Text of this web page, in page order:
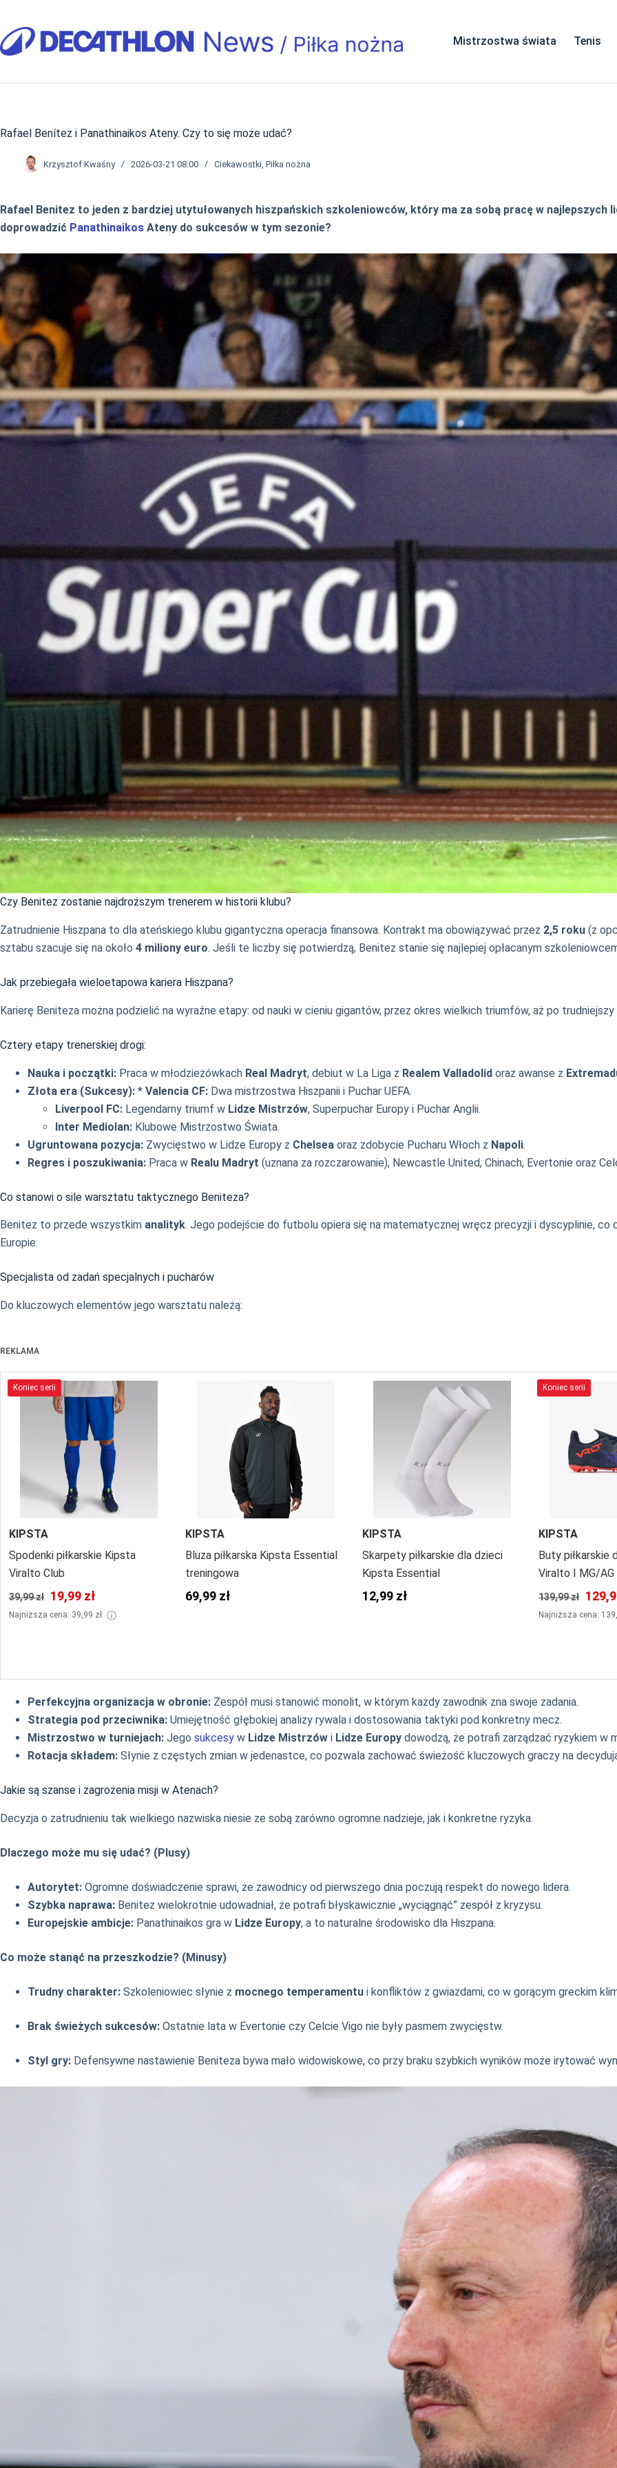
treści
Mistrzostwa świata Tenis
Rafael Benítez i Panathinaikos Ateny. Czy to się może udać?
Krzysztof Kwaśny 2026-03-21 08:00 Ciekawostki ,Piłka nożna
Rafael Benitez to jeden z bardziej utytułowanych hiszpańskich szkoleniowców, który ma za sobą pracę w najlepszych
doprowadzić Panathinaikos Ateny do sukcesów w tym sezonie?
Czy Benitez zostanie najdroższym trenerem w historii klubu?
Zatrudnienie Hiszpana to dla ateńskiego klubu gigantyczna operacja finansowa. Kontrakt ma obowiązywać przez 2,5 roku (z
sztabu szacuje się na około 4 miliony euro. Jeśli te liczby się potwierdzą, Benitez stanie się najlepiej opłacanym
Jak przebiegała wieloetapowa kariera Hiszpana?
Karierę Beniteza można podzielić na wyraźne etapy: od nauki w cieniu gigantów, przez okres wielkich triumfów, aż po
Cztery etapy trenerskiej drogi:
Nauka i początki: Praca w młodzieżówkach Real Madryt, debiut w La Liga z Realem Valladolid oraz awanse z
Złota era (Sukcesy): * Valencia CF: Dwa mistrzostwa Hiszpanii i Puchar UEFA.
Liverpool FC: Legendarny triumf w Lidze Mistrzów, Superpuchar Europy i Puchar Anglii.
Inter Mediolan: Klubowe Mistrzostwo Świata.
Ugruntowana pozycja: Zwycięstwo w Lidze Europy z Chelsea oraz zdobycie Pucharu Włoch z Napoli.
Regres i poszukiwania: Praca w Realu Madryt (uznana za rozczarowanie), Newcastle United, Chinach, Evertonie oraz
Co stanowi o sile warsztatu taktycznego Beniteza?
Benitez to przede wszystkim analityk. Jego podejście do futbolu opiera się na matematycznej wręcz precyzji i dyscyplinie,
Europie.
Specjalista od zadań specjalnych i pucharów
Do kluczowych elementów jego warsztatu należą:
REKLAMA
Koniec serii
KIPSTA
Spodenki piłkarskie Kipsta
Viralto Club
39,99 zł 19,99 zł
Najniższa cena: 39,99 zł ⓘ
KIPSTA
Bluza piłkarska Kipsta Essential
treningowa
69,99 zł
KIPSTA
Skarpety piłkarskie dla dzieci
Kipsta Essential
12,99 zł
Koniec serii
KIPSTA
Buty piłkarskie
Viralto I MG/AG
139,99 zł
Najniższa cena:
Perfekcyjna organizacja w obronie: Zespół musi stanowić monolit, w którym każdy zawodnik zna swoje zadania.
Strategia pod przeciwnika: Umiejętność głębokiej analizy rywala i dostosowania taktyki pod konkretny mecz.
Mistrzostwo w turniejach: Jego sukcesy w Lidze Mistrzów i Lidze Europy dowodzą, że potrafi zarządzać ryzykiem w
Rotacja składem: Słynie z częstych zmian w jedenastce, co pozwala zachować świeżość kluczowych graczy na
Jakie są szanse i zagrożenia misji w Atenach?
Decyzja o zatrudnieniu tak wielkiego nazwiska niesie ze sobą zarówno ogromne nadzieje, jak i konkretne ryzyka.
Dlaczego może mu się udać? (Plusy)
Autorytet: Ogromne doświadczenie sprawi, że zawodnicy od pierwszego dnia poczują respekt do nowego lidera.
Szybka naprawa: Benitez wielokrotnie udowadniał, że potrafi błyskawicznie „wyciągnąć” zespół z kryzysu.
Europejskie ambicje: Panathinaikos gra w Lidze Europy, a to naturalne środowisko dla Hiszpana.
Co może stanąć na przeszkodzie? (Minusy)
Trudny charakter: Szkoleniowiec słynie z mocnego temperamentu i konfliktów z gwiazdami, co w gorącym greckim
Brak świeżych sukcesów: Ostatnie lata w Evertonie czy Celcie Vigo nie były pasmem zwycięstw.
Styl gry: Defensywne nastawienie Beniteza bywa mało widowiskowe, co przy braku szybkich wyników może irytować